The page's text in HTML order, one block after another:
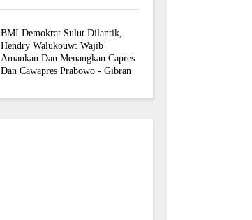
BMI Demokrat Sulut Dilantik,
Hendry Walukouw: Wajib
Amankan Dan Menangkan Capres
Dan Cawapres Prabowo - Gibran